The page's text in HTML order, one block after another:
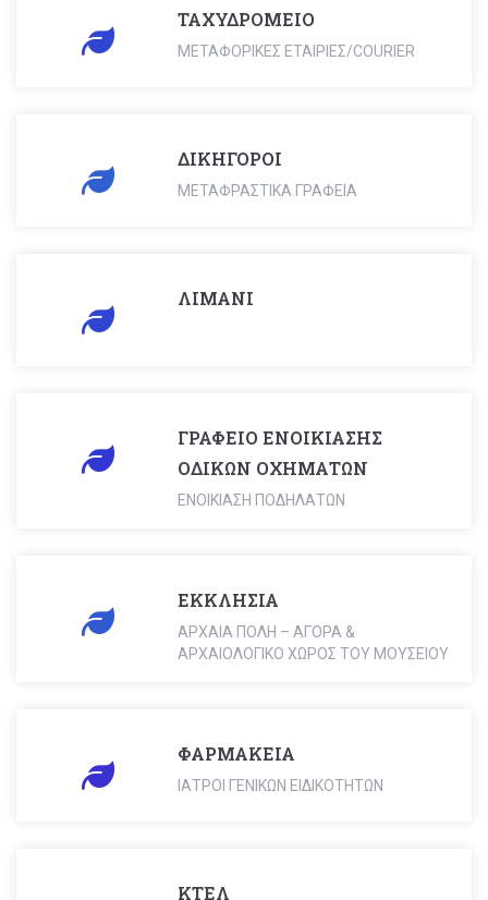
ΤΑΧΥΔΡΟΜΕΙΟ
ΜΕΤΑΦΟΡΙΚΕΣ ΕΤΑΙΡΙΕΣ/COURIER
ΔΙΚΗΓΟΡΟΙ
ΜΕΤΑΦΡΑΣΤΙΚΑ ΓΡΑΦΕΙΑ
ΛΙΜΑΝΙ
ΓΡΑΦΕΙΟ ΕΝΟΙΚΙΑΣΗΣ
ΟΔΙΚΩΝ ΟΧΗΜΑΤΩΝ
ΕΝΟΙΚΙΑΣΗ ΠΟΔΗΛΑΤΩΝ
ΕΚΚΛΗΣΙΑ
ΑΡΧΑΙΑ ΠΟΛΗ – ΑΓΟΡΑ &
ΑΡΧΑΙΟΛΟΓΙΚΟ ΧΩΡΟΣ ΤΟΥ ΜΟΥΣΕΙΟΥ
ΦΑΡΜΑΚΕΙΑ
ΙΑΤΡΟΙ ΓΕΝΙΚΩΝ ΕΙΔΙΚΟΤΗΤΩΝ
ΚΤΕΛ
Search